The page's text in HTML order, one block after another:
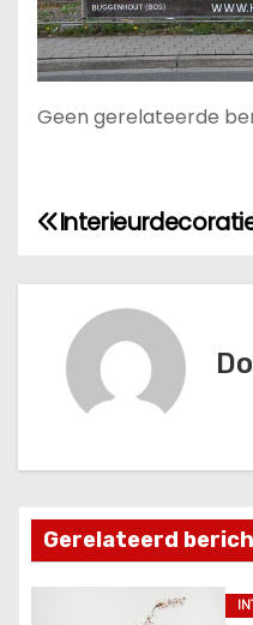
Geen gerelateerde
B
e
h
t
n
Gerelateerd